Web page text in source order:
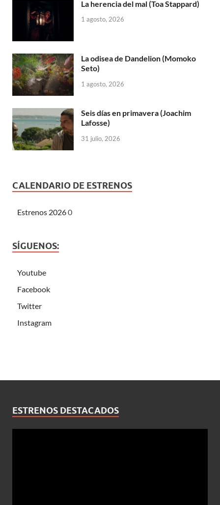
La herencia del mal (Toa Stappard)
1 agosto, 2026
La odisea de Dandelion (Momoko
Seto)
1 agosto, 2026
Seis días en primavera (Joachim
Lafosse)
31 julio, 2026
CALENDARIO DE ESTRENOS
Estrenos 20260
SÍGUENOS:
Youtube
Facebook
Twitter
Instagram
ESTRENOS DESTACADOS